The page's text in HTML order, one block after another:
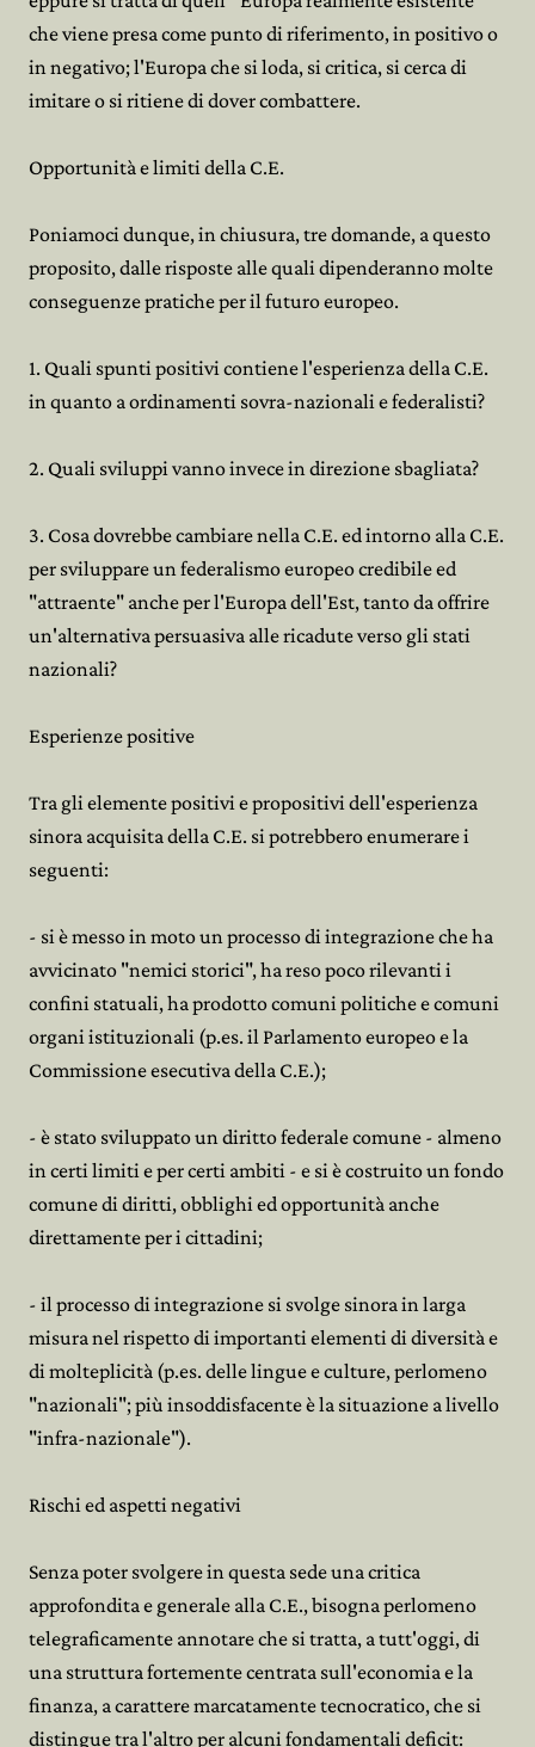

che viene presa come punto di riferimento, in positivo o
in negativo; l'Europa che si loda, si critica, si cerca di
imitare o si ritiene di dover combattere.
Opportunità e limiti della C.E.
Poniamoci dunque, in chiusura, tre domande, a questo
proposito, dalle risposte alle quali dipenderanno molte
conseguenze pratiche per il futuro europeo.
1. Quali spunti positivi contiene l'esperienza della C.E.
in quanto a ordinamenti sovra-nazionali e federalisti?
2. Quali sviluppi vanno invece in direzione sbagliata?
3. Cosa dovrebbe cambiare nella C.E. ed intorno alla C.E.
per sviluppare un federalismo europeo credibile ed
"attraente" anche per l'Europa dell'Est, tanto da offrire
un'alternativa persuasiva alle ricadute verso gli stati
nazionali?
Esperienze positive
Tra gli elemente positivi e propositivi dell'esperienza
sinora acquisita della C.E. si potrebbero enumerare i
seguenti:
- si è messo in moto un processo di integrazione che ha
avvicinato "nemici storici", ha reso poco rilevanti i
confini statuali, ha prodotto comuni politiche e comuni
organi istituzionali (p.es. il Parlamento europeo e la
Commissione esecutiva della C.E.);
- è stato sviluppato un diritto federale comune - almeno
in certi limiti e per certi ambiti - e si è costruito un fondo
comune di diritti, obblighi ed opportunità anche
direttamente per i cittadini;
- il processo di integrazione si svolge sinora in larga
misura nel rispetto di importanti elementi di diversità e
di molteplicità (p.es. delle lingue e culture, perlomeno
"nazionali"; più insoddisfacente è la situazione a livello
"infra-nazionale").
Rischi ed aspetti negativi
Senza poter svolgere in questa sede una critica
approfondita e generale alla C.E., bisogna perlomeno
telegraficamente annotare che si tratta, a tutt'oggi, di
una struttura fortemente centrata sull'economia e la
finanza, a carattere marcatamente tecnocratico, che si
distingue tra l'altro per alcuni fondamentali deficit: